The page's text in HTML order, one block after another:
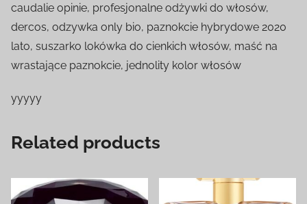
caudalie opinie, profesjonalne odżywki do włosów,
dercos, odzywka only bio, paznokcie hybrydowe 2020
lato, suszarko lokówka do cienkich włosów, maść na
wrastające paznokcie, jednolity kolor włosów
yyyyy
Related products